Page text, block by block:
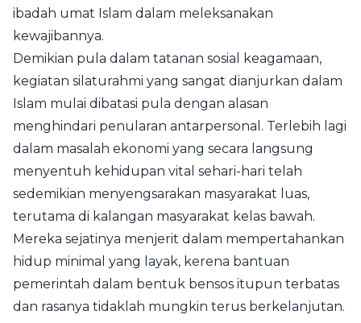
ibadah umat Islam dalam meleksanakan
kewajibannya.
Demikian pula dalam tatanan sosial keagamaan,
kegiatan silaturahmi yang sangat dianjurkan dalam
Islam mulai dibatasi pula dengan alasan
menghindari penularan antarpersonal. Terlebih lagi
dalam masalah ekonomi yang secara langsung
menyentuh kehidupan vital sehari-hari telah
sedemikian menyengsarakan masyarakat luas,
terutama di kalangan masyarakat kelas bawah.
Mereka sejatinya menjerit dalam mempertahankan
hidup minimal yang layak, kerena bantuan
pemerintah dalam bentuk bensos itupun terbatas
dan rasanya tidaklah mungkin terus berkelanjutan.